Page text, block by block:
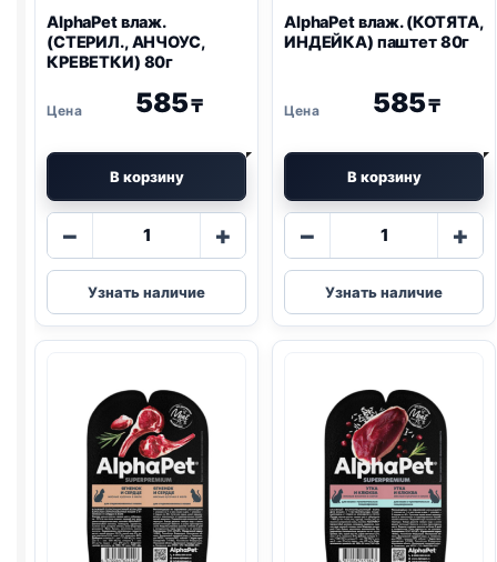
AlphaPet влаж.
(СТЕРИЛ., АНЧОУС,
КРЕВЕТКИ) 80г
585₸
В корзину
−
Количество
AlphaPet
влаж.
(СТЕРИЛ.,
80г
+
Узнать наличие
AlphaPet влаж. (КОТЯТА,
ИНДЕЙКА) паштет 80г
585₸
В корзину
−
Количество
AlphaPet
влаж.
(КОТЯТА,
80г
+
Узнать наличие